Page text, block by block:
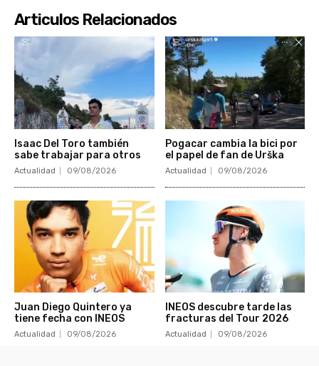
Articulos Relacionados
Isaac Del Toro también
sabe trabajar para otros
Actualidad 09/08/2026
Pogacar cambia la bici por
el papel de fan de Urška
Actualidad 09/08/2026
Juan Diego Quintero ya
tiene fecha con INEOS
Actualidad 09/08/2026
INEOS descubre tarde las
fracturas del Tour 2026
Actualidad 09/08/2026